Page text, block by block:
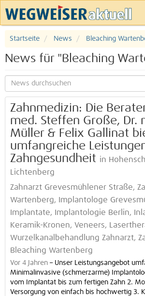
Startseite News Bleaching
News für "Bleaching
Zahnmedizin: Die
med. Steffen Große, Dr.
Müller & Felix Gallinat
umfangreiche
Zahngesundheit in
Lichtenberg
Zahnarzt Grevesmühlener Straße,
Wartenberg, Implantologe
Implantate, Implantologie Berlin,
Keramik-Kronen, Veneers,
Wurzelkanalbehandlung Zahnarzt,
Bleaching Wartenberg
Vor 4 Jahren – Unser Leistungsangebot
Minimalinvasive (schmerzarme)
vom Implantat bis zum fertigen Zahn 2.
Versorgung von einfach bis hochwertig 3.